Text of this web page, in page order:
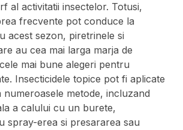
al activitatii insectelor. Totusi,
frecvente pot conduce la
acest sezon, piretrinele si
au cea mai larga marja de
mai bune alegeri pentru
Insecticidele topice pot fi aplicate
metode, incluzand
a calului cu un burete,
spray-erea si presararea sau